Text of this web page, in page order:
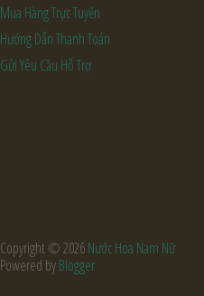
Mua Hàng Trực Tuyến
Hướng Dẫn Thanh Toán
Gửi Yêu Cầu Hỗ Trợ
Copyright ©2026Nước Hoa Nam Nữ
Powered byBlogger